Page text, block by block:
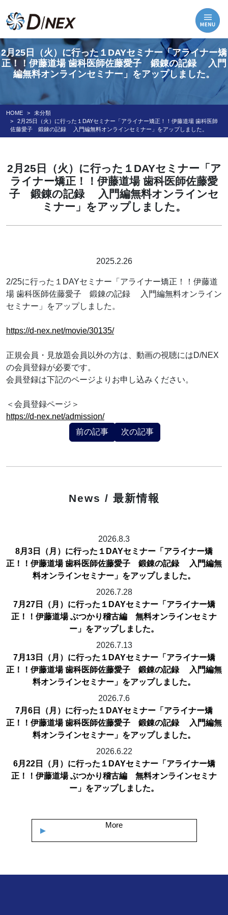
2月25日（火）に行った１DAYセミナー「アライナー矯
正！！伊藤道場 歯科医師佐藤愛子 鍛錬の記録 入門
編無料オンラインセミナー」をアップしました。
HOME
未分類
2月25日（火）に行った１DAYセミナー「アライナー矯正！！伊藤道場 歯科医師
佐藤愛子 鍛錬の記録 入門編無料オンラインセミナー」をアップしました。
2月25日（火）に行った１DAYセミナー「ア
ライナー矯正！！伊藤道場 歯科医師佐藤愛
子 鍛錬の記録 入門編無料オンラインセ
ミナー」をアップしました。
2025.2.26
2/25に行った１DAYセミナー「アライナー矯正！！伊藤道
場 歯科医師佐藤愛子 鍛錬の記録 入門編無料オンライン
セミナー」をアップしました。
https://d-nex.net/movie/30135/
正規会員・見放題会員以外の方は、動画の視聴にはD/NEX
の会員登録が必要です。
会員登録は下記のページよりお申し込みください。
＜会員登録ページ＞
https://d-nex.net/admission/
前の記事
次の記事
News / 最新情報
2026.8.3
8月3日（月）に行った１DAYセミナー「アライナー矯
正！！伊藤道場 歯科医師佐藤愛子 鍛錬の記録 入門編無
料オンラインセミナー」をアップしました。
2026.7.28
7月27日（月）に行った１DAYセミナー「アライナー矯
正！！伊藤道場 ぶつかり稽古編 無料オンラインセミナ
ー」をアップしました。
2026.7.13
7月13日（月）に行った１DAYセミナー「アライナー矯
正！！伊藤道場 歯科医師佐藤愛子 鍛錬の記録 入門編無
料オンラインセミナー」をアップしました。
2026.7.6
7月6日（月）に行った１DAYセミナー「アライナー矯
正！！伊藤道場 歯科医師佐藤愛子 鍛錬の記録 入門編無
料オンラインセミナー」をアップしました。
2026.6.22
6月22日（月）に行った１DAYセミナー「アライナー矯
正！！伊藤道場 ぶつかり稽古編 無料オンラインセミナ
ー」をアップしました。
More